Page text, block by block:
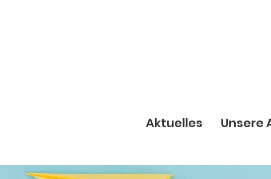
Aktuelles Unsere